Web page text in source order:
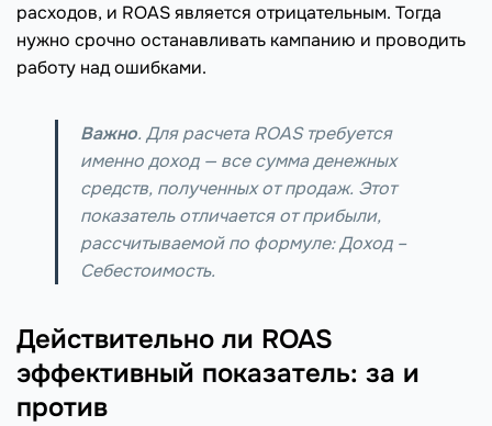
расходов, и ROAS является отрицательным. Тогда
нужно срочно останавливать кампанию и проводить
работу над ошибками.
Важно. Для расчета ROAS требуется
именно доход — все сумма денежных
средств, полученных от продаж. Этот
показатель отличается от прибыли,
рассчитываемой по формуле:Доход –
Себестоимость.
Действительно ли ROAS
эффективный показатель: за и
против